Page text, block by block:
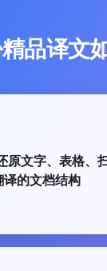
品译文
原文字、表格、
的文档结构